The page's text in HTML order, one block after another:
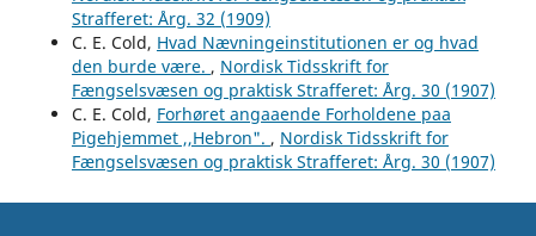
Strafferet: Årg. 32 (1909)
C. E. Cold, Hvad Nævningeinstitutionen er og hvad
den burde være. , Nordisk Tidsskrift for
Fængselsvæsen og praktisk Strafferet: Årg. 30 (1907)
C. E. Cold, Forhøret angaaende Forholdene paa
Pigehjemmet ,,Hebron". , Nordisk Tidsskrift for
Fængselsvæsen og praktisk Strafferet: Årg. 30 (1907)